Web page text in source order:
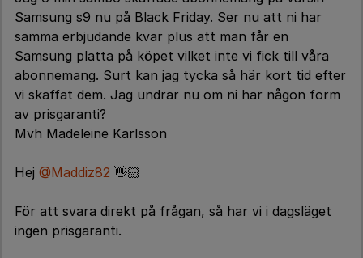
Samsung s9 nu på Black Friday. Ser nu att ni har
samma erbjudande kvar plus att man får en
Samsung platta på köpet vilket inte vi fick till våra
abonnemang. Surt kan jag tycka så här kort tid efter
vi skaffat dem. Jag undrar nu om ni har någon form
av prisgaranti?
Mvh Madeleine Karlsson
Hej @Maddiz82 👋🏻
För att svara direkt på frågan, så har vi i dagsläget
ingen prisgaranti.